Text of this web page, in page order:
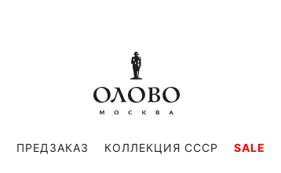
ПРЕДЗАКАЗ КОЛЛЕКЦИЯ СССР SALE